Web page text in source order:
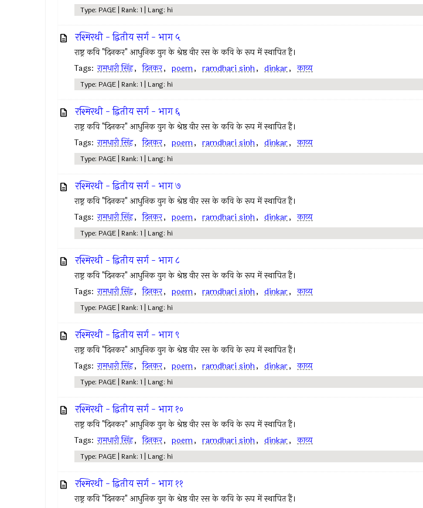
Type: PAGE | Rank: 1 | Lang: hi
रश्मिरथी - द्वितीय सर्ग - भाग ५
राष्ट्र कवि "दिनकर" आधुनिक युग के श्रेष्ठ वीर रस के कवि के रूप में स्थापित हैं।
Tags: रामधारी सिंह, दिनकर, poem, ramdhari sinh, dinkar, काव्य
Type: PAGE | Rank: 1 | Lang: hi
रश्मिरथी - द्वितीय सर्ग - भाग ६
राष्ट्र कवि "दिनकर" आधुनिक युग के श्रेष्ठ वीर रस के कवि के रूप में स्थापित हैं।
Tags: रामधारी सिंह, दिनकर, poem, ramdhari sinh, dinkar, काव्य
Type: PAGE | Rank: 1 | Lang: hi
रश्मिरथी - द्वितीय सर्ग - भाग ७
राष्ट्र कवि "दिनकर" आधुनिक युग के श्रेष्ठ वीर रस के कवि के रूप में स्थापित हैं।
Tags: रामधारी सिंह, दिनकर, poem, ramdhari sinh, dinkar, काव्य
Type: PAGE | Rank: 1 | Lang: hi
रश्मिरथी - द्वितीय सर्ग - भाग ८
राष्ट्र कवि "दिनकर" आधुनिक युग के श्रेष्ठ वीर रस के कवि के रूप में स्थापित हैं।
Tags: रामधारी सिंह, दिनकर, poem, ramdhari sinh, dinkar, काव्य
Type: PAGE | Rank: 1 | Lang: hi
रश्मिरथी - द्वितीय सर्ग - भाग ९
राष्ट्र कवि "दिनकर" आधुनिक युग के श्रेष्ठ वीर रस के कवि के रूप में स्थापित हैं।
Tags: रामधारी सिंह, दिनकर, poem, ramdhari sinh, dinkar, काव्य
Type: PAGE | Rank: 1 | Lang: hi
रश्मिरथी - द्वितीय सर्ग - भाग १०
राष्ट्र कवि "दिनकर" आधुनिक युग के श्रेष्ठ वीर रस के कवि के रूप में स्थापित हैं।
Tags: रामधारी सिंह, दिनकर, poem, ramdhari sinh, dinkar, काव्य
Type: PAGE | Rank: 1 | Lang: hi
रश्मिरथी - द्वितीय सर्ग - भाग ११
राष्ट्र कवि "दिनकर" आधुनिक युग के श्रेष्ठ वीर रस के कवि के रूप में स्थापित हैं।